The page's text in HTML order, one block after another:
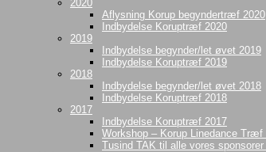
2020
Aflysning Korup begyndertræf 2020
Indbydelse Koruptræf 2020
2019
Indbydelse begynder/let øvet 2019
Indbydelse Koruptræf 2019
2018
Indbydelse begynder/let øvet 2018
Indbydelse Koruptræf 2018
2017
Indbydelse Koruptræf 2017
Workshop – Korup Linedance Træf
Tusind TAK til alle vores